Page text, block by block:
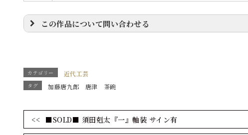
この作品について問い合わせる
カテゴリー 近代工芸
タグ 加藤唐九郎 唐津 茶碗
■SOLD■ 須田剋太『一』軸装 サイン有